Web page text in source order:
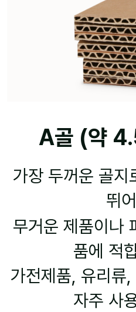
A골 (약
가장 두꺼운 골지
뛰
무거운 제품이나
품에 적
가전제품, 유리류,
자주 사